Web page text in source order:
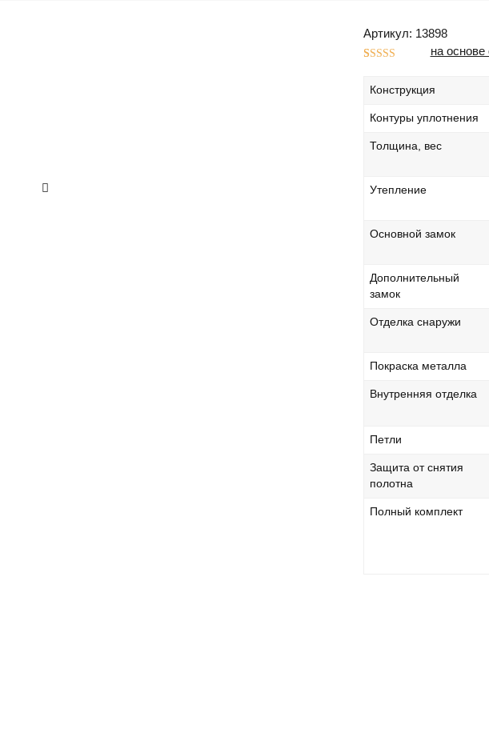
Артикул: 13898
основе
пользователя
на
Конструкция
Контуры уплотнения
Толщина, вес
Утепление
Основной замок
Дополнительный
замок
Отделка снаружи
Покраска металла
Внутренняя отделка
Петли
Защита от снятия
полотна
Полный комплект